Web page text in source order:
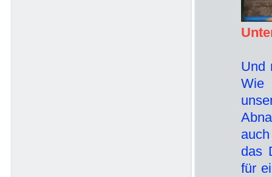
Und
Wie
das
für